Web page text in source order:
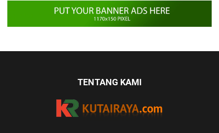
TENTANG KAMI